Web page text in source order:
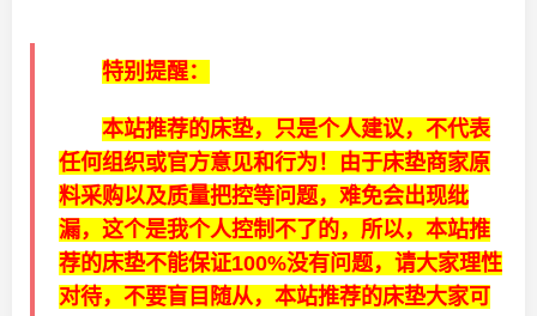
特别提醒：
本站推荐的床垫，只是个人建议，不代表
任何组织或官方意见和行为！由于床垫商家原
料采购以及质量把控等问题，难免会出现纰
漏，这个是我个人控制不了的，所以，本站推
荐的床垫不能保证100%没有问题，请大家理性
对待，不要盲目随从，本站推荐的床垫大家可